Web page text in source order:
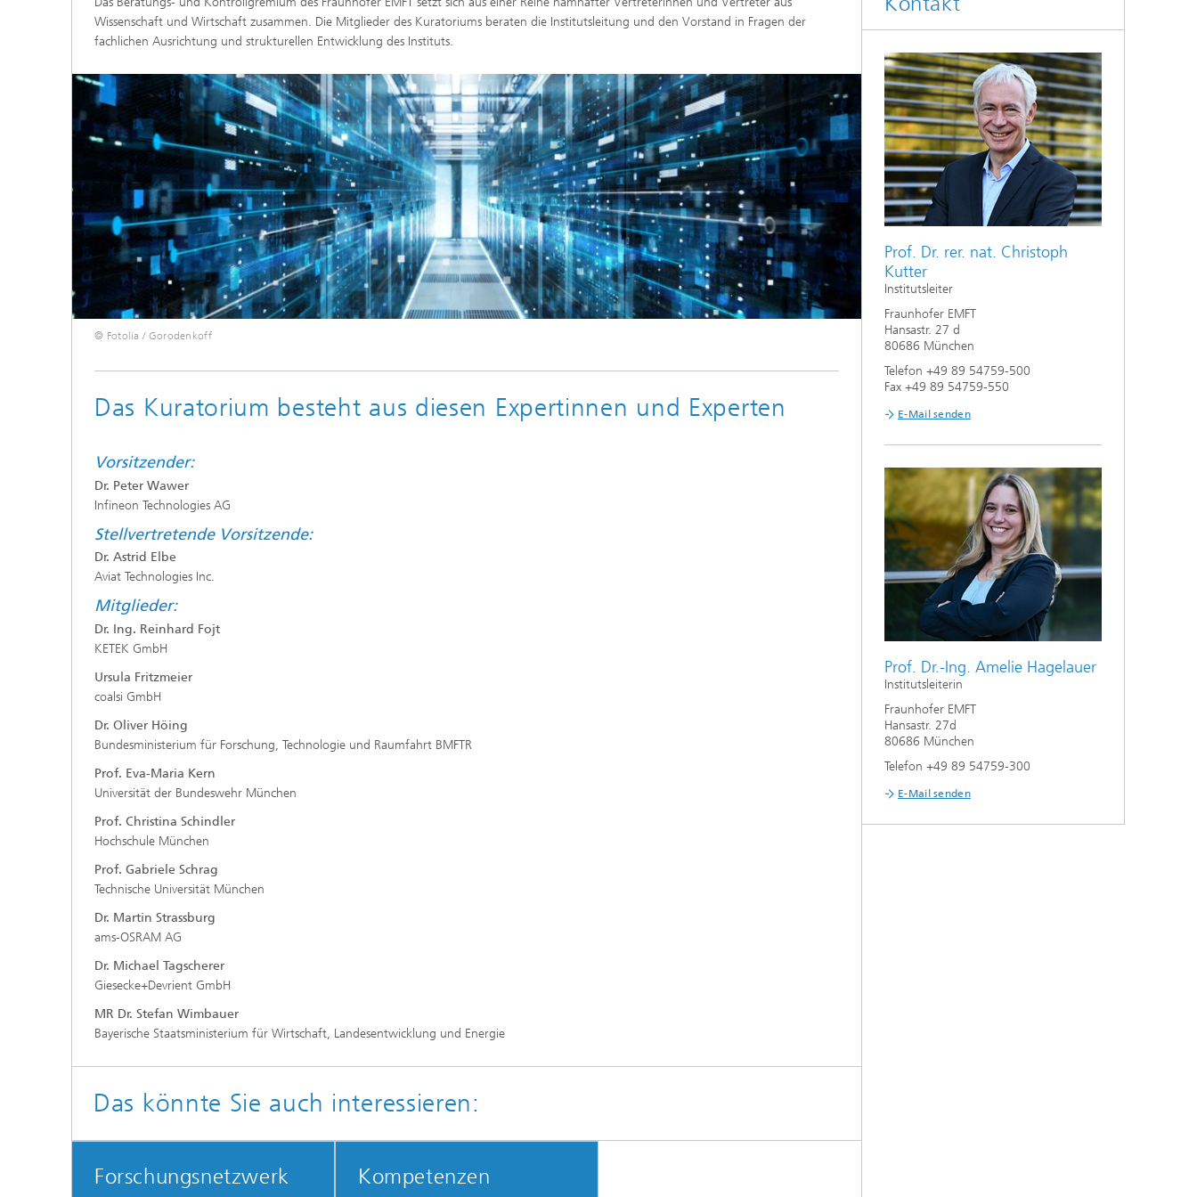
Wissenschaft und Wirtschaft zusammen. Die Mitglieder des Kuratoriums beraten die Institutsleitung und den Vorstand in Fragen der
fachlichen Ausrichtung und strukturellen Entwicklung des Instituts.
© Fotolia / Gorodenkoff
Das Kuratorium besteht aus diesen Expertinnen und Experten
Vorsitzender:
Dr. Peter Wawer
Infineon Technologies AG
Stellvertretende Vorsitzende:
Dr. Astrid Elbe
Aviat Technologies Inc.
Mitglieder:
Dr. Ing. Reinhard Fojt
KETEK GmbH
Ursula Fritzmeier
coalsi GmbH
Dr. Oliver Höing
Bundesministerium für Forschung, Technologie und Raumfahrt BMFTR
Prof. Eva-Maria Kern
Universität der Bundeswehr München
Prof. Christina Schindler
Hochschule München
Prof. Gabriele Schrag
Technische Universität München
Dr. Martin Strassburg
ams-OSRAM AG
Dr. Michael Tagscherer
Giesecke+Devrient GmbH
MR Dr. Stefan Wimbauer
Bayerische Staatsministerium für Wirtschaft, Landesentwicklung und Energie
Das könnte Sie auch interessieren:
Forschungsnetzwerk Kompetenzen
Prof. Dr. rer. nat. Christoph
Kutter
Institutsleiter
Fraunhofer EMFT
Hansastr. 27 d
80686 München
Telefon +49 89 54759-500
Fax +49 89 54759-550
E-Mail senden
Prof. Dr.-Ing. Amelie Hagelauer
Institutsleiterin
Fraunhofer EMFT
Hansastr. 27d
80686 München
Telefon +49 89 54759-300
E-Mail senden